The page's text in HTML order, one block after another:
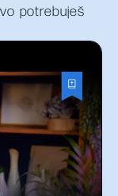
potrebuješ